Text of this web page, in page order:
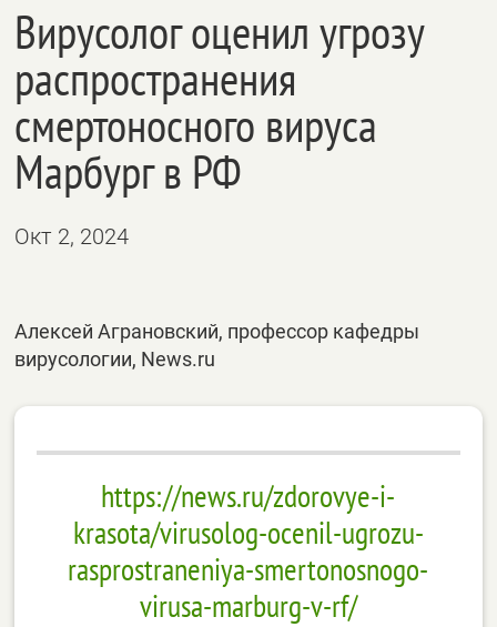
Вирусолог оценил угрозу
распространения
смертоносного вируса
Марбург в РФ
Окт 2, 2024
Алексей Аграновский, профессор кафедры
вирусологии, News.ru
https://news.ru/zdorovye-i-
krasota/virusolog-ocenil-ugrozu-
rasprostraneniya-smertonosnogo-
virusa-marburg-v-rf/